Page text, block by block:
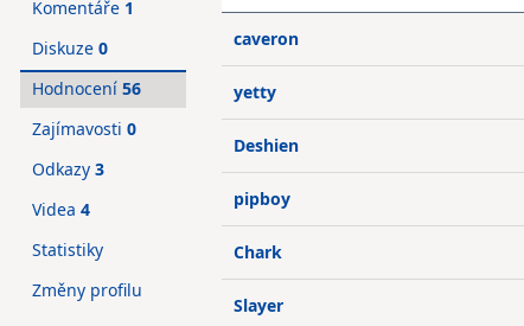
caveron
yetty
Deshien
pipboy
Chark
Slayer
Komentáře 1
Diskuze 0
Hodnocení 56
Zajímavosti 0
Odkazy 3
Videa 4
Statistiky
Změny profilu